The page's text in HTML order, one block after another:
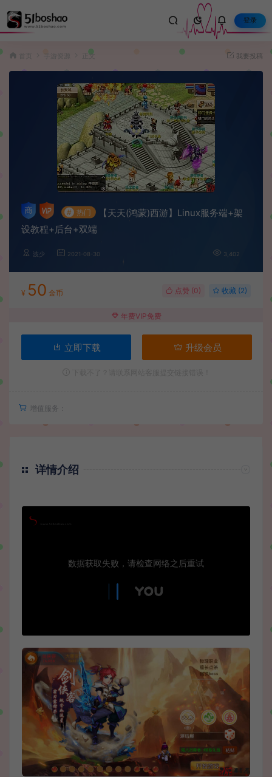
登录
手游资源 正文 我要投稿
# 热门
【天天(鸿蒙)西游】Linux服务端+架
设教程+后台+双端
波少 2021-08-30 3,402
¥ 50 金币 点赞 (0) 收藏 (2)
年费VIP免费
立即下载 升级会员
增值服务：
详情介绍